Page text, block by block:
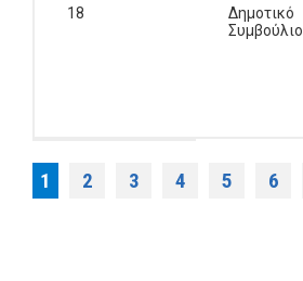
18
Δημοτικό
Συμβούλιο
Σελίδες
1 2 3 4 5 6